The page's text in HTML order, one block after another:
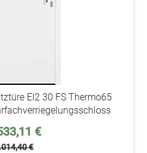
EI2 30 FS Thermo65
€
€